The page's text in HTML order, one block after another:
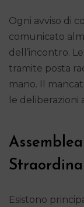
Ogni avviso di
comunicato
dell’incontro.
tramite posta
mano. Il
le deliberazioni
Esistono